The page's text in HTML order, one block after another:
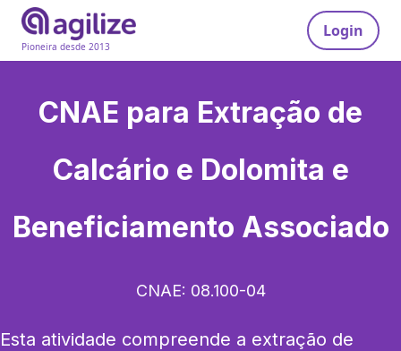
Pioneira desde 2013
Login
CNAE para Extração de
Calcário e Dolomita e
Beneficiamento Associado
CNAE: 08.100-04
Esta atividade compreende a extração de